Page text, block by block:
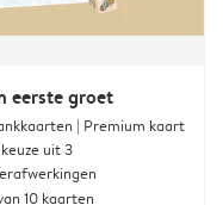
eerste groet
| Premium kaart
uit 3
10 kaarten